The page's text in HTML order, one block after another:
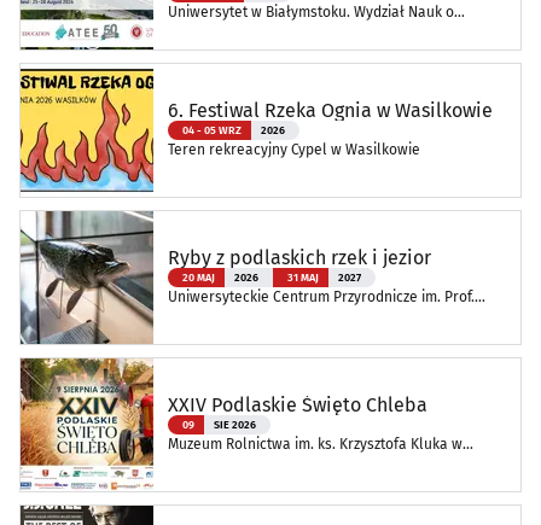
Uniwersytet w Białymstoku. Wydział Nauk o
6. Festiwal Rzeka Ognia w Wasilkowie
04 - 05 WRZ 2026
Teren rekreacyjny Cypel w Wasilkowie
Ryby z podlaskich rzek i jezior
20 MAJ 2026 31 MAJ 2027
Uniwersyteckie Centrum Przyrodnicze im. Prof.
XXIV Podlaskie Święto Chleba
09 SIE 2026
Muzeum Rolnictwa im. ks. Krzysztofa Kluka w